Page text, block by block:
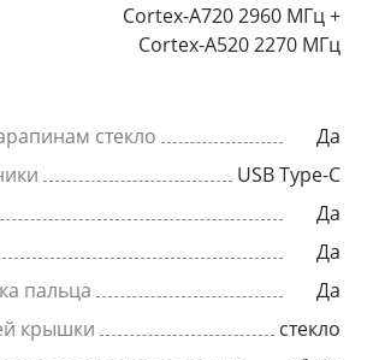
Cortex-A720 2960 МГц +
Cortex-A520 2270 МГц
стекло
Да
USB Type-C
Да
Да
пальца
Да
крышки
стекло